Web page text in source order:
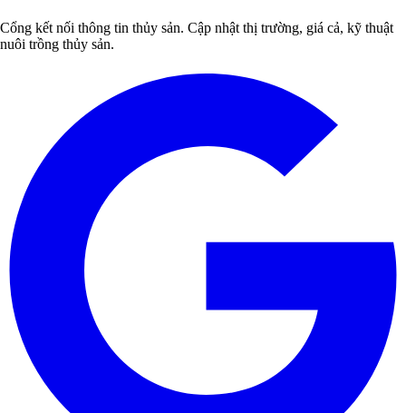
Cổng kết nối thông tin thủy sản. Cập nhật thị trường, giá cả, kỹ thuật
nuôi trồng thủy sản.